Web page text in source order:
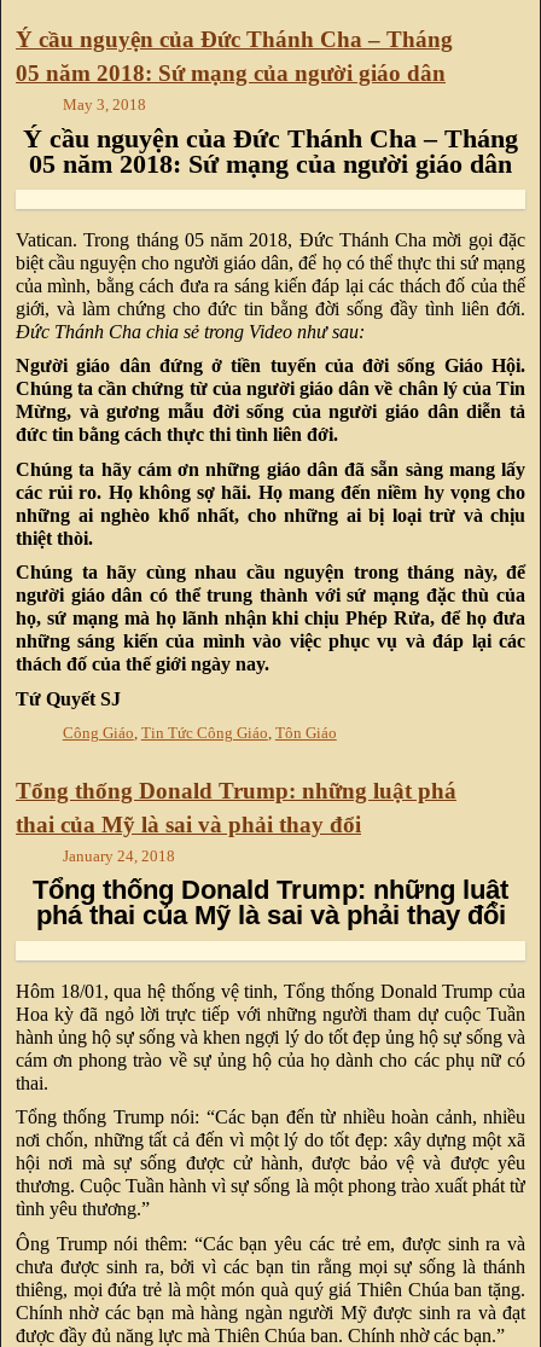
Ý cầu nguyện của Đức Thánh Cha – Tháng
05 năm 2018: Sứ mạng của người giáo dân
May 3, 2018
Ý cầu nguyện của Đức Thánh Cha – Tháng
05 năm 2018: Sứ mạng của người giáo dân
Vatican. Trong tháng 05 năm 2018, Đức Thánh Cha mời gọi đặc
biệt cầu nguyện cho người giáo dân, để họ có thể thực thi sứ mạng
của mình, bằng cách đưa ra sáng kiến đáp lại các thách đố của thế
giới, và làm chứng cho đức tin bằng đời sống đầy tình liên đới.
Đức Thánh Cha chia sẻ trong Video như sau:
Người giáo dân đứng ở tiền tuyến của đời sống Giáo Hội.
Chúng ta cần chứng từ của người giáo dân về chân lý của Tin
Mừng, và gương mẫu đời sống của người giáo dân diễn tả
đức tin bằng cách thực thi tình liên đới.
Chúng ta hãy cám ơn những giáo dân đã sẵn sàng mang lấy
các rủi ro. Họ không sợ hãi. Họ mang đến niềm hy vọng cho
những ai nghèo khổ nhất, cho những ai bị loại trừ và chịu
thiệt thòi.
Chúng ta hãy cùng nhau cầu nguyện trong tháng này, để
người giáo dân có thể trung thành với sứ mạng đặc thù của
họ, sứ mạng mà họ lãnh nhận khi chịu Phép Rửa, để họ đưa
những sáng kiến của mình vào việc phục vụ và đáp lại các
thách đố của thế giới ngày nay.
Tứ Quyết SJ
Công Giáo Tin Tức Công Giáo Tôn Giáo
Tổng thống Donald Trump: những luật phá
thai của Mỹ là sai và phải thay đổi
January 24, 2018
Tổng thống Donald Trump: những luật
phá thai của Mỹ là sai và phải thay đổi
Hôm 18/01, qua hệ thống vệ tinh, Tổng thống Donald Trump của
Hoa kỳ đã ngỏ lời trực tiếp với những người tham dự cuộc Tuần
hành ủng hộ sự sống và khen ngợi lý do tốt đẹp ủng hộ sự sống và
cám ơn phong trào về sự ủng hộ của họ dành cho các phụ nữ có
thai.
Tổng thống Trump nói: “Các bạn đến từ nhiều hoàn cảnh, nhiều
nơi chốn, những tất cả đến vì một lý do tốt đẹp: xây dựng một xã
hội nơi mà sự sống được cử hành, được bảo vệ và được yêu
thương. Cuộc Tuần hành vì sự sống là một phong trào xuất phát từ
tình yêu thương.”
Ông Trump nói thêm: “Các bạn yêu các trẻ em, được sinh ra và
chưa được sinh ra, bởi vì các bạn tin rằng mọi sự sống là thánh
thiêng, mọi đứa trẻ là một món quà quý giá Thiên Chúa ban tặng.
Chính nhờ các bạn mà hàng ngàn người Mỹ được sinh ra và đạt
được đầy đủ năng lực mà Thiên Chúa ban. Chính nhờ các bạn.”